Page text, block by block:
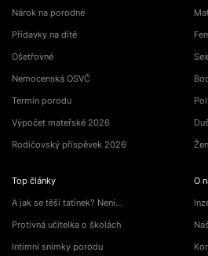
Nárok na porodné
Přídavky na dítě
Ošetřovné
Nemocenská OSVČ
Termín porodu
Výpočet mateřské 2026
Rodičovský příspěvek 2026
Top články
A jak se těší tatínek? Není…
Protivná učitelka o školách
Intimní snímky porodu
O